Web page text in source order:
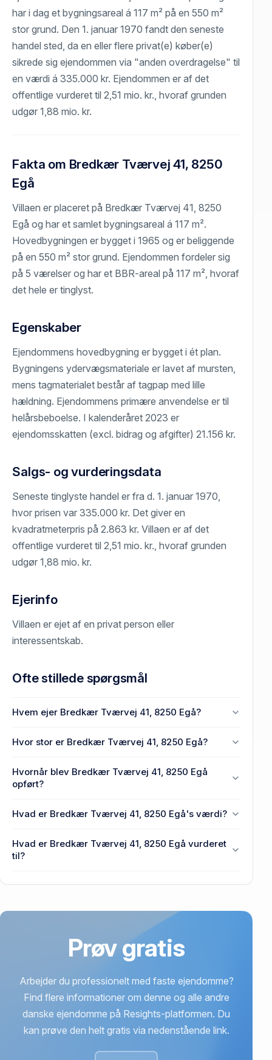
har i dag et bygningsareal á 117 m² på en 550 m²
stor grund. Den 1. januar 1970 fandt den seneste
handel sted, da en eller flere privat(e) køber(e)
sikrede sig ejendommen via "anden overdragelse" til
en værdi á 335.000 kr. Ejendommen er af det
offentlige vurderet til 2,51 mio. kr., hvoraf grunden
udgør 1,88 mio. kr.
Fakta om Bredkær Tværvej 41, 8250
Egå
Villaen er placeret på Bredkær Tværvej 41, 8250
Egå og har et samlet bygningsareal á 117 m².
Hovedbygningen er bygget i 1965 og er beliggende
på en 550 m² stor grund. Ejendommen fordeler sig
på 5 værelser og har et BBR-areal på 117 m², hvoraf
det hele er tinglyst.
Egenskaber
Ejendommens hovedbygning er bygget i ét plan.
Bygningens ydervægsmateriale er lavet af mursten,
mens tagmaterialet består af tagpap med lille
hældning. Ejendommens primære anvendelse er til
helårsbeboelse. I kalenderåret 2023 er
ejendomsskatten (excl. bidrag og afgifter) 21.156 kr.
Salgs- og vurderingsdata
Seneste tinglyste handel er fra d. 1. januar 1970,
hvor prisen var 335.000 kr. Det giver en
kvadratmeterpris på 2.863 kr. Villaen er af det
offentlige vurderet til 2,51 mio. kr., hvoraf grunden
udgør 1,88 mio. kr.
Ejerinfo
Villaen er ejet af en privat person eller
interessentskab.
Ofte stillede spørgsmål
Hvem ejer Bredkær Tværvej 41, 8250 Egå?
En eller flere privat(e) ejer Bredkær Tværvej 41,
Hvor stor er Bredkær Tværvej 41, 8250 Egå?
Enhedens BBR-areal er 117 m² på Bredkær Tværvej
41, 8250 Egå.
Hvornår blev Bredkær Tværvej 41, 8250 Egå
opført?
Den primære bygning blev bygget i 1965 på Bredkær
Hvad er Bredkær Tværvej 41, 8250 Egå's værdi?
Prisen var 335.000 kr., da Bredkær Tværvej 41,
8250 Egå senest blev handlet i 1970.
Hvad er Bredkær Tværvej 41, 8250 Egå vurderet
til?
Prøv gratis
Arbejder du professionelt med faste ejendomme?
Find flere informationer om denne og alle andre
danske ejendomme på Resights-platformen. Du
kan prøve den helt gratis via nedenstående link.